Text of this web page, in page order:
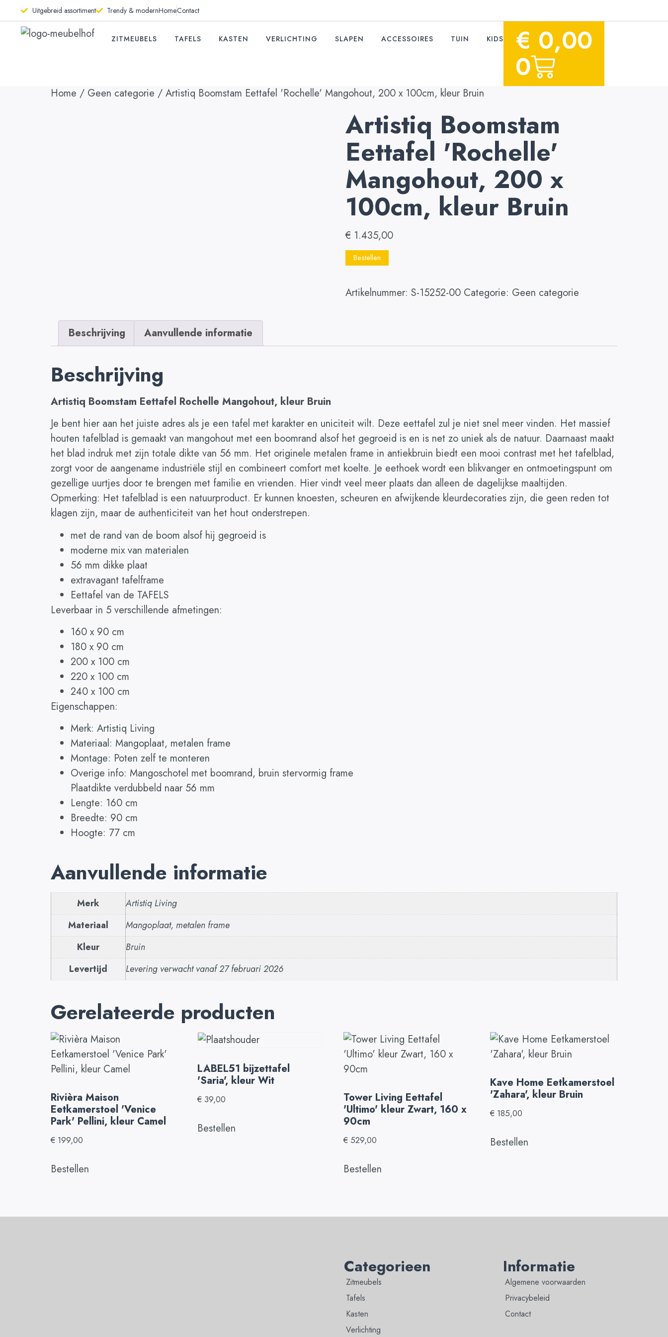
Uitgebreid assortiment Trendy & modernHomeContact
ZITMEUBELS TAFELS KASTEN VERLICHTING SLAPEN ACCESSOIRES TUIN KIDS € 0,00
0
Home / Geen categorie / Artistiq Boomstam Eettafel 'Rochelle' Mangohout, 200 x 100cm, kleur Bruin
Artistiq Boomstam
Eettafel 'Rochelle'
Mangohout, 200 x
100cm, kleur Bruin
€ 1.435,00
Bestellen
Artikelnummer: S-15252-00 Categorie: Geen categorie
Beschrijving Aanvullende informatie
Beschrijving
Artistiq Boomstam Eettafel Rochelle Mangohout, kleur Bruin
Je bent hier aan het juiste adres als je een tafel met karakter en uniciteit wilt. Deze eettafel zul je niet snel meer vinden. Het massief
houten tafelblad is gemaakt van mangohout met een boomrand alsof het gegroeid is en is net zo uniek als de natuur. Daarnaast maakt
het blad indruk met zijn totale dikte van 56 mm. Het originele metalen frame in antiekbruin biedt een mooi contrast met het tafelblad,
zorgt voor de aangename industriële stijl en combineert comfort met koelte. Je eethoek wordt een blikvanger en ontmoetingspunt om
gezellige uurtjes door te brengen met familie en vrienden. Hier vindt veel meer plaats dan alleen de dagelijkse maaltijden.
Opmerking: Het tafelblad is een natuurproduct. Er kunnen knoesten, scheuren en afwijkende kleurdecoraties zijn, die geen reden tot
klagen zijn, maar de authenticiteit van het hout onderstrepen.
met de rand van de boom alsof hij gegroeid is
moderne mix van materialen
56 mm dikke plaat
extravagant tafelframe
Eettafel van de TAFELS
Leverbaar in 5 verschillende afmetingen:
160 x 90 cm
180 x 90 cm
200 x 100 cm
220 x 100 cm
240 x 100 cm
Eigenschappen:
Merk: Artistiq Living
Materiaal: Mangoplaat, metalen frame
Montage: Poten zelf te monteren
Overige info: Mangoschotel met boomrand, bruin stervormig frame
Plaatdikte verdubbeld naar 56 mm
Lengte: 160 cm
Breedte: 90 cm
Hoogte: 77 cm
Aanvullende informatie
Merk
Artistiq Living
Materiaal
Mangoplaat, metalen frame
Kleur
Bruin
Levertijd
Levering verwacht vanaf 27 februari 2026
Gerelateerde producten
Rivièra Maison
Eetkamerstoel 'Venice
Park' Pellini, kleur Camel
€ 199,00
Bestellen
LABEL51 bijzettafel
'Saria', kleur Wit
€39,00
Bestellen
Tower Living Eettafel
'Ultimo' kleur Zwart, 160 x
90cm
€ 529,00
Bestellen
Kave Home Eetkamerstoel
'Zahara', kleur Bruin
€ 185,00
Bestellen
Categorieen
Zitmeubels
Tafels
Kasten
Verlichting
Informatie
Algemene voorwaarden
Privacybeleid
Contact